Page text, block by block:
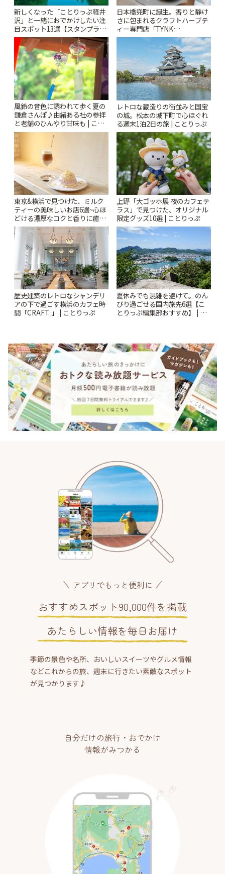
新しくなった「ことりっぷ軽井
沢」と一緒におでかけしたい注
目スポット13選【スタンプラリ
ー開催中】 | ことりっぷ
日本橋兜町に誕生。香りと静け
さに包まれるクラフトハーブテ
ィー専門店「TYNK
Kabutocho」 | ことりっぷ
風鈴の音色に誘われて歩く夏の
鎌倉さんぽ♪由緒ある社の参拝
と老舗のひんやり甘味も | こと
りっぷ
レトロな蔵造りの街並みと国宝
の城。松本の城下町で心ほぐれ
る週末1泊2日の旅 | ことりっぷ
東京&横浜で見つけた、ミルク
ティーの美味しいお店6選~心ほ
どける濃厚なコクと香りに癒や
されるティータイム~ | ことりっ
ぷ
上野「大ゴッホ展 夜のカフェテ
ラス」で見つけた、オリジナル
限定グッズ10選 | ことりっぷ
歴史建築のレトロなシャンデリ
アの下で過ごす横浜のカフェ時
間「CRAFT. 」 | ことりっぷ
夏休みでも混雑を避けて。のん
びり過ごせる国内旅先6選【こ
とりっぷ編集部おすすめ】 | こ
アプリでもっと便利に
おすすめスポット90,000件を掲載
あたらしい情報を毎日お届け
季節の景色や名所、おいしいスイーツやグルメ情報
などこれからの旅、週末に行きたい素敵なスポット
が見つかります♪
自分だけの旅行・おでかけ
情報がみつかる